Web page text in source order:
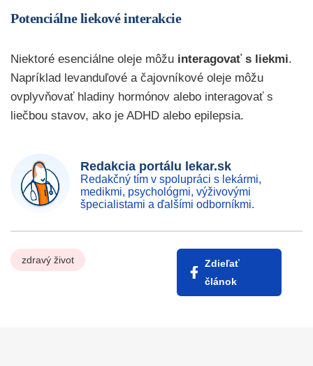
Potenciálne liekové interakcie
Niektoré esenciálne oleje môžu interagovať s liekmi.
Napríklad levanduľové a čajovníkové oleje môžu
ovplyvňovať hladiny hormónov alebo interagovať s
liečbou stavov, ako je ADHD alebo epilepsia.
Redakcia portálu lekar.sk
Redakčný tím v spolupráci s lekármi,
medikmi, psychológmi, výživovými
špecialistami a ďalšími odborníkmi.
zdravý život
Zdieľať
článok